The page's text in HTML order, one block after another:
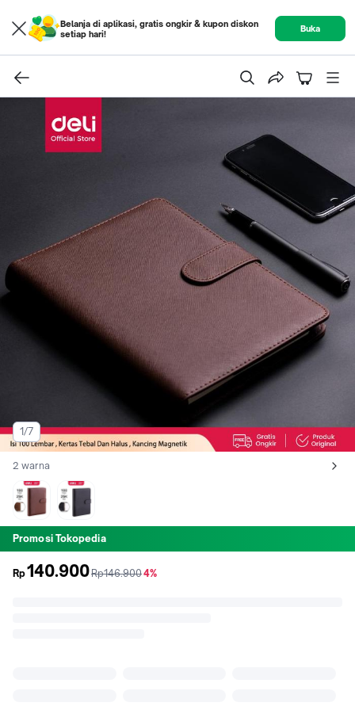
Belanja di aplikasi, gratis ongkir & kupon diskon
setiap hari!
Buka
1/7
Lihat semua variant:
2 warna
Coklat Hitam
Promosi Tokopedia
Rp140.900sebelum
Rp146.900diskon
4%